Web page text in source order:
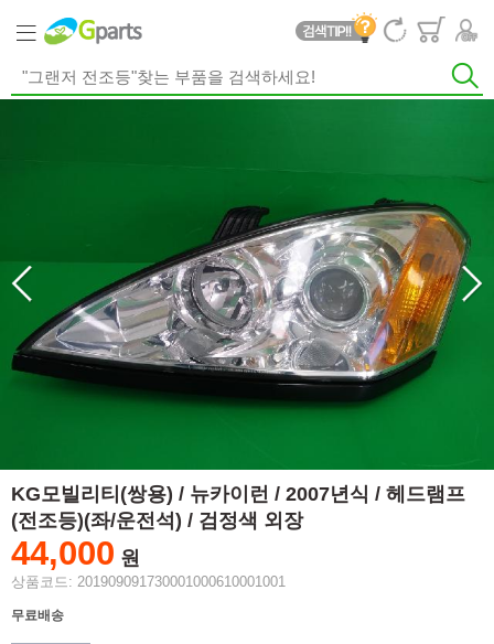
KG모빌리티(쌍용) / 뉴카이런 / 2007년식 / 헤드램프
(전조등)(좌/운전석) / 검정색 외장
44,000 원
상품코드: 201909091730001000610001001
무료배송